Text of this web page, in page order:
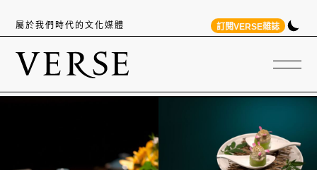
屬於我們時代的文化媒體 訂閱VERSE雜誌